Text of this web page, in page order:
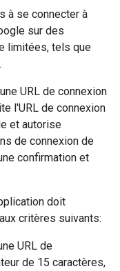
à se connecter à
sur des
limitées, tels que
URL de connexion
l'URL de connexion
et autorise
de connexion de
confirmation et
doit
critères suivants:
URL de
de 15 caractères,